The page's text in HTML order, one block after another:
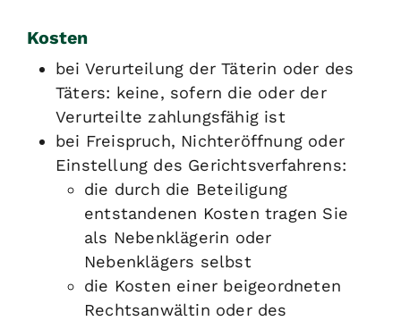
Kosten
bei Verurteilung der Täterin oder des
Täters: keine, sofern die oder der
Verurteilte zahlungsfähig ist
bei Freispruch, Nichteröffnung oder
Einstellung des Gerichtsverfahrens:
die durch die Beteiligung
entstandenen Kosten tragen Sie
als Nebenklägerin oder
Nebenklägers selbst
die Kosten einer beigeordneten
Rechtsanwältin oder des